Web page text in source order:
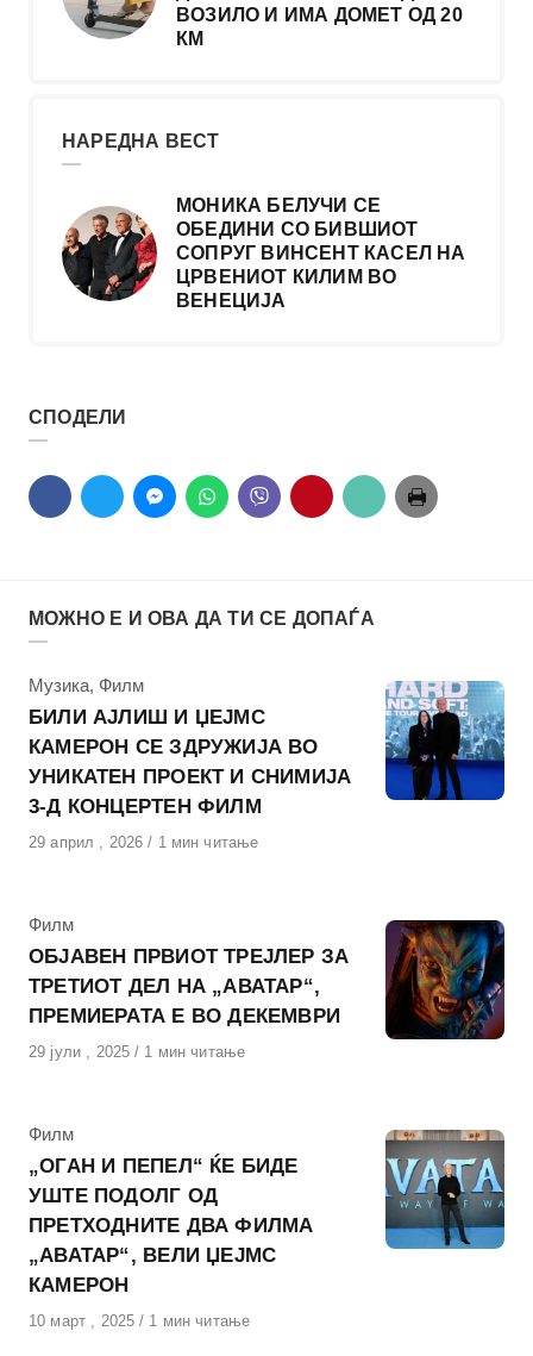
ВОЗИЛО И ИМА ДОМЕТ ОД 20
КМ
НАРЕДНА ВЕСТ
МОНИКА БЕЛУЧИ СЕ
ОБЕДИНИ СО БИВШИОТ
СОПРУГ ВИНСЕНТ КАСЕЛ НА
ЦРВЕНИОТ КИЛИМ ВО
ВЕНЕЦИЈА
СПОДЕЛИ
МОЖНО Е И ОВА ДА ТИ СЕ ДОПАЃА
КАтегорија
Музика, Филм
БИЛИ АЈЛИШ И ЏЕЈМС
КАМЕРОН СЕ ЗДРУЖИЈА ВО
УНИКАТЕН ПРОЕКТ И СНИМИЈА
3-Д КОНЦЕРТЕН ФИЛМ
Објавено
29 април , 2026 1 мин читање
КАтегорија
Филм
ОБЈАВЕН ПРВИОТ ТРЕЈЛЕР ЗА
ТРЕТИОТ ДЕЛ НА „АВАТАР“,
ПРЕМИЕРАТА Е ВО ДЕКЕМВРИ
Објавено
29 јули , 2025 1 мин читање
КАтегорија
Филм
„ОГАН И ПЕПЕЛ“ ЌЕ БИДЕ
УШТЕ ПОДОЛГ ОД
ПРЕТХОДНИТЕ ДВА ФИЛМА
„АВАТАР“, ВЕЛИ ЏЕЈМС
КАМЕРОН
Објавено
10 март , 2025 1 мин читање